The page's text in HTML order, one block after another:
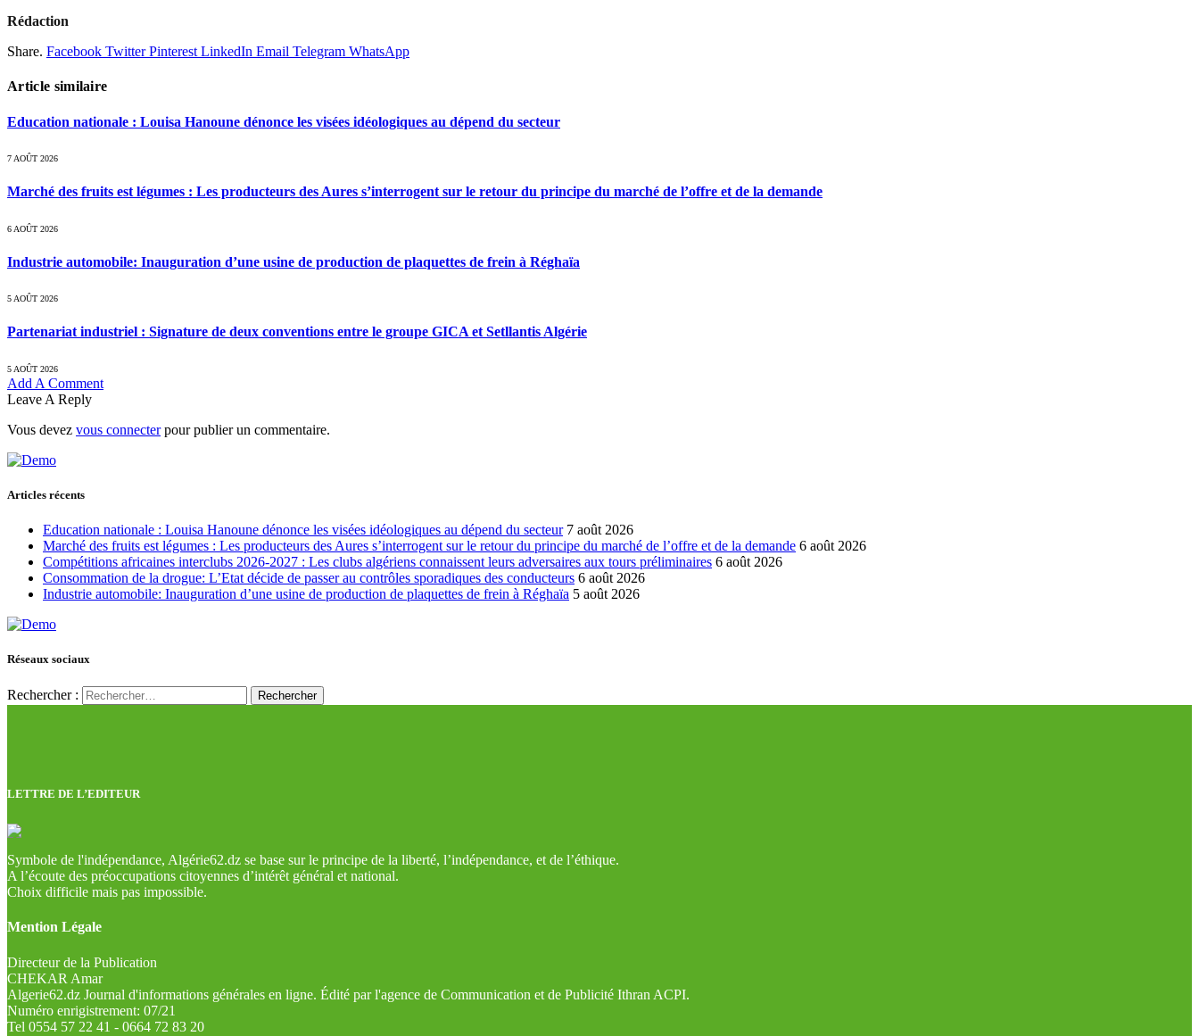
Rédaction
Share. Facebook Twitter Pinterest LinkedIn Email Telegram WhatsApp
Article similaire
Education nationale : Louisa Hanoune dénonce les visées idéologiques au dépend du secteur
7 AOÛT 2026
Marché des fruits est légumes : Les producteurs des Aures s’interrogent sur le retour du principe du marché de l’offre et de la demande
6 AOÛT 2026
Industrie automobile: Inauguration d’une usine de production de plaquettes de frein à Réghaïa
5 AOÛT 2026
Partenariat industriel : Signature de deux conventions entre le groupe GICA et Setllantis Algérie
5 AOÛT 2026
Add A Comment
Leave A Reply
Vous devez vous connecterpour publier un commentaire.
Articles récents
Education nationale : Louisa Hanoune dénonce les visées idéologiques au dépend du secteur 7 août 2026
Marché des fruits est légumes : Les producteurs des Aures s’interrogent sur le retour du principe du marché de l’offre et de la demande 6 août 2026
Compétitions africaines interclubs 2026-2027 : Les clubs algériens connaissent leurs adversaires aux tours préliminaires 6 août 2026
Consommation de la drogue: L’Etat décide de passer au contrôles sporadiques des conducteurs 6 août 2026
Industrie automobile: Inauguration d’une usine de production de plaquettes de frein à Réghaïa 5 août 2026
Réseaux sociaux
Rechercher :
LETTRE DE L’EDITEUR
Symbole de l'indépendance, Algérie62.dz se base sur le principe de la liberté, l’indépendance, et de l’éthique.
A l’écoute des préoccupations citoyennes d’intérêt général et national.
Choix difficile mais pas impossible.
Mention Légale
Directeur de la Publication
CHEKAR Amar
Algerie62.dz Journal d'informations générales en ligne. Édité par l'agence de Communication et de Publicité Ithran ACPI.
Numéro enrigistrement: 07/21
Tel 0554 57 22 41 - 0664 72 83 20